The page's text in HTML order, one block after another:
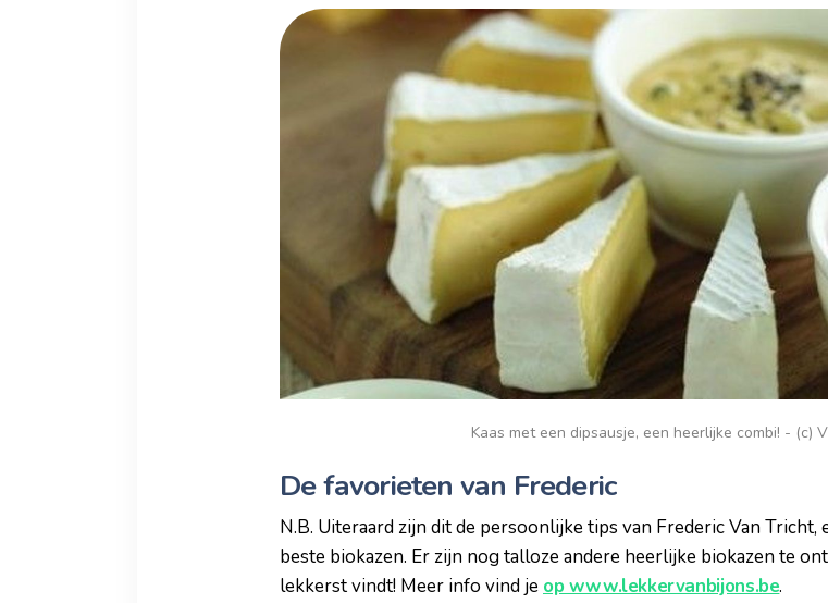
Kaas met een dipsausje, een heerlijke combi! - (c)
De favorieten van Frederic
N.B. Uiteraard zijn dit de persoonlijke tips van Frederic Van
beste biokazen. Er zijn nog talloze andere heerlijke biokazen te
lekkerst vindt! Meer info vind je op www.lekkervanbijons.be.